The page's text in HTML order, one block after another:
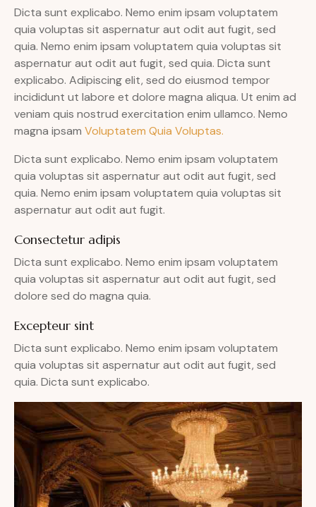
Dicta sunt explicabo. Nemo enim ipsam voluptatem
quia voluptas sit aspernatur aut odit aut fugit, sed
quia. Nemo enim ipsam voluptatem quia voluptas sit
aspernatur aut odit aut fugit, sed quia. Dicta sunt
explicabo. Adipiscing elit, sed do eiusmod tempor
incididunt ut labore et dolore magna aliqua. Ut enim ad
veniam quis nostrud exercitation enim ullamco. Nemo
magna ipsam Voluptatem Quia Voluptas.
Dicta sunt explicabo. Nemo enim ipsam voluptatem
quia voluptas sit aspernatur aut odit aut fugit, sed
quia. Nemo enim ipsam voluptatem quia voluptas sit
aspernatur aut odit aut fugit.
Consectetur adipis
Dicta sunt explicabo. Nemo enim ipsam voluptatem
quia voluptas sit aspernatur aut odit aut fugit, sed
dolore sed do magna quia.
Excepteur sint
Dicta sunt explicabo. Nemo enim ipsam voluptatem
quia voluptas sit aspernatur aut odit aut fugit, sed
quia. Dicta sunt explicabo.